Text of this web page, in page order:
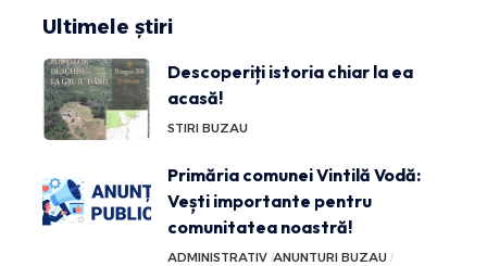
Ultimele știri
Descoperiți istoria chiar la ea
acasă!
STIRI BUZAU
Primăria comunei Vintilă Vodă:
Vești importante pentru
comunitatea noastră!
ADMINISTRATIV ANUNTURI BUZAU